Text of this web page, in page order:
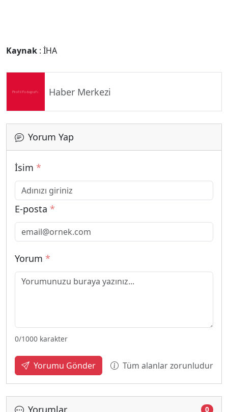
Kaynak : İHA
Haber Merkezi
Yorum Yap
İsim *
E-posta *
Yorum *
0/1000 karakter
Yorumu Gönder Tüm alanlar zorunludur
0